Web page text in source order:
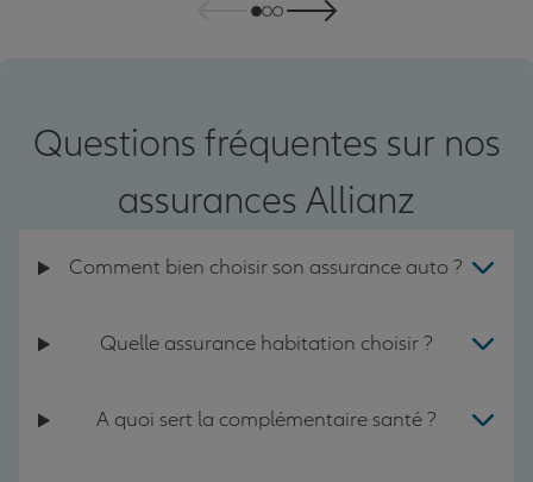
Questions fréquentes sur nos
assurances Allianz
Comment bien choisir son assurance auto ?
Quelle assurance habitation choisir ?
A quoi sert la complémentaire santé ?